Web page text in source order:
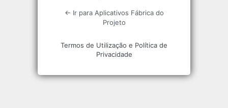
← Ir para Aplicativos Fábrica do
Projeto
Termos de Utilização e Política de
Privacidade